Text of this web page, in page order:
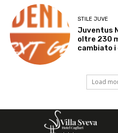
STILE JUVE
Juventus
oltre 230
cambiato i
Load